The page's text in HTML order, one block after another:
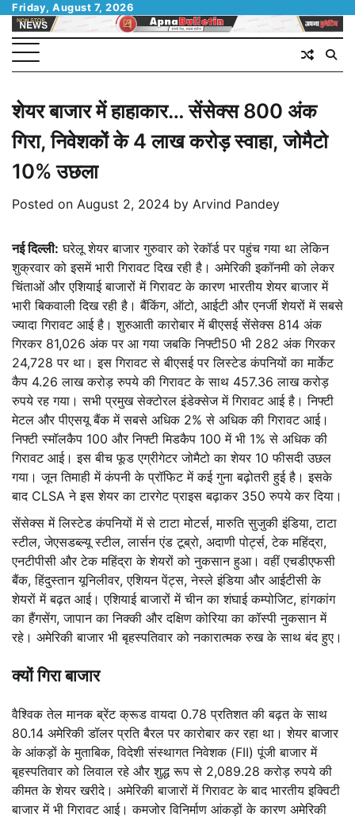
Skip
content
Friday, August 7, 2026
शेयर बाजार में हाहाकार… सेंसेक्स 800 अंक
गिरा, निवेशकों के 4 लाख करोड़ स्वाहा, जोमैटो
10% उछला
Posted on August 2, 2024 by Arvind Pandey
नई दिल्ली: घरेलू शेयर बाजार गुरुवार को रेकॉर्ड पर पहुंच गया था लेकिन
शुक्रवार को इसमें भारी गिरावट दिख रही है। अमेरिकी इकॉनमी को लेकर
चिंताओं और एशियाई बाजारों में गिरावट के कारण भारतीय शेयर बाजार में
भारी बिकवाली दिख रही है। बैंकिंग, ऑटो, आईटी और एनर्जी शेयरों में सबसे
ज्यादा गिरावट आई है। शुरुआती कारोबार में बीएसई सेंसेक्स 814 अंक
गिरकर 81,026 अंक पर आ गया जबकि निफ्टी50 भी 282 अंक गिरकर
24,728 पर था। इस गिरावट से बीएसई पर लिस्टेड कंपनियों का मार्केट
कैप 4.26 लाख करोड़ रुपये की गिरावट के साथ 457.36 लाख करोड़
रुपये रह गया। सभी प्रमुख सेक्टोरल इंडेक्सेज में गिरावट आई है। निफ्टी
मेटल और पीएसयू बैंक में सबसे अधिक 2% से अधिक की गिरावट आई।
निफ्टी स्मॉलकैप 100 और निफ्टी मिडकैप 100 में भी 1% से अधिक की
गिरावट आई। इस बीच फूड एग्रीगेटर जोमैटो का शेयर 10 फीसदी उछल
गया। जून तिमाही में कंपनी के प्रॉफिट में कई गुना बढ़ोतरी हुई है। इसके
बाद CLSA ने इस शेयर का टारगेट प्राइस बढ़ाकर 350 रुपये कर दिया।
सेंसेक्स में लिस्टेड कंपनियों में से टाटा मोटर्स, मारुति सुजुकी इंडिया, टाटा
स्टील, जेएसडब्ल्यू स्टील, लार्सन एंड टूब्रो, अदाणी पोर्ट्स, टेक महिंद्रा,
एनटीपीसी और टेक महिंद्रा के शेयरों को नुकसान हुआ। वहीं एचडीएफसी
बैंक, हिंदुस्तान यूनिलीवर, एशियन पेंट्स, नेस्ले इंडिया और आईटीसी के
शेयरों में बढ़त आई। एशियाई बाजारों में चीन का शंघाई कम्पोजिट, हांगकांग
का हैंगसेंग, जापान का निक्की और दक्षिण कोरिया का कॉस्पी नुकसान में
रहे। अमेरिकी बाजार भी बृहस्पतिवार को नकारात्मक रुख के साथ बंद हुए।
क्यों गिरा बाजार
वैश्विक तेल मानक ब्रेंट क्रूड वायदा 0.78 प्रतिशत की बढ़त के साथ
80.14 अमेरिकी डॉलर प्रति बैरल पर कारोबार कर रहा था। शेयर बाजार
के आंकड़ों के मुताबिक, विदेशी संस्थागत निवेशक (FII) पूंजी बाजार में
बृहस्पतिवार को लिवाल रहे और शुद्ध रूप से 2,089.28 करोड़ रुपये की
कीमत के शेयर खरीदे। अमेरिकी बाजारों में गिरावट के बाद भारतीय इक्विटी
बाजार में भी गिरावट आई। कमजोर विनिर्माण आंकड़ों के कारण अमेरिकी